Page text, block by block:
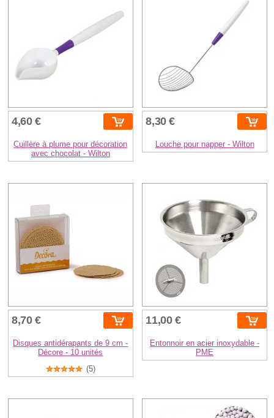
4,60 €
Cuillère à plume pour décoration
avec chocolat - Wilton
8,30 €
Louche pour napper - Wilton
8,70 €
Disques antidérapants de 9 cm -
Décore - 10 unités
(5)
11,00 €
Entonnoir en acier inoxydable -
PME